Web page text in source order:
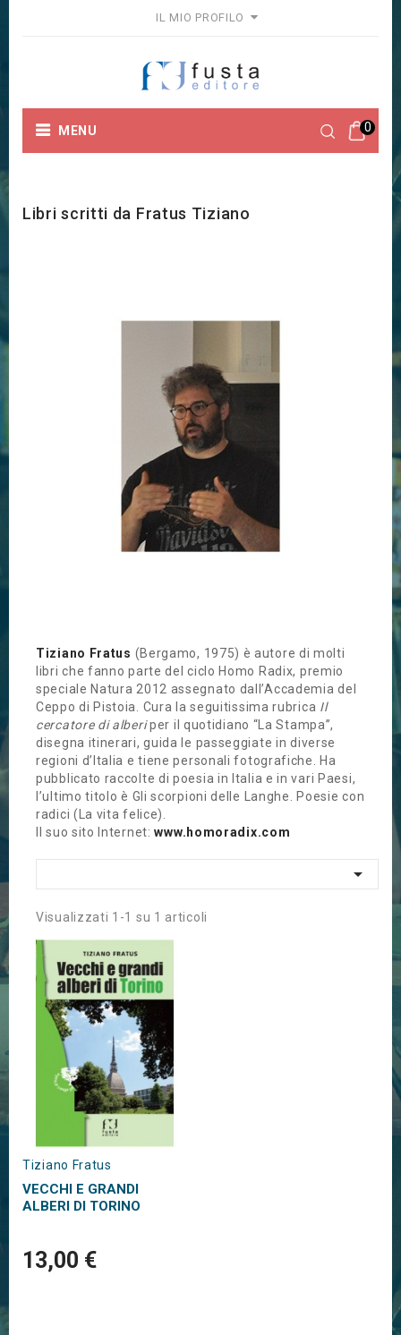
IL MIO PROFILO
0
MENU
Libri scritti da Fratus Tiziano
Tiziano Fratus (Bergamo, 1975) è autore di molti
libri che fanno parte del ciclo Homo Radix, premio
speciale Natura 2012 assegnato dall’Accademia del
Ceppo di Pistoia. Cura la seguitissima rubrica Il
cercatore di alberiper il quotidiano “La Stampa”,
disegna itinerari, guida le passeggiate in diverse
regioni d’Italia e tiene personali fotografiche. Ha
pubblicato raccolte di poesia in Italia e in vari Paesi,
l’ultimo titolo è Gli scorpioni delle Langhe. Poesie con
radici (La vita felice).
Il suo sito Internet:www.homoradix.com

Visualizzati 1-1 su 1 articoli
Tiziano Fratus
VECCHI E GRANDI
ALBERI DI TORINO
13,00 €